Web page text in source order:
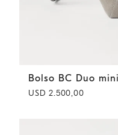
Bolso BC Duo mini
Bolso BC Duo
USD 2.500,00